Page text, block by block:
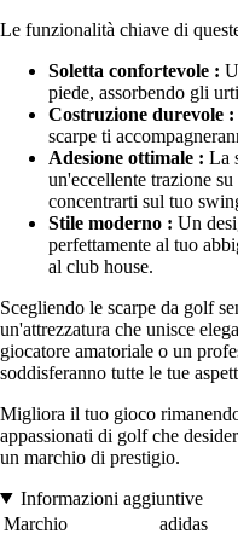
Le funzionalità chiave di
Soletta confortevole :
piede, assorbendo gli
Costruzione durevole :
scarpe ti
Adesione ottimale : La
un'eccellente trazione
concentrarti sul tuo
Stile moderno : Un
perfettamente al tuo
al club house.
Scegliendo le scarpe da golf
un'attrezzatura che unisce
giocatore amatoriale o un
soddisferanno tutte le tue
Migliora il tuo gioco
appassionati di golf che
un marchio di prestigio.
Informazioni aggiuntive
Marchio
adidas